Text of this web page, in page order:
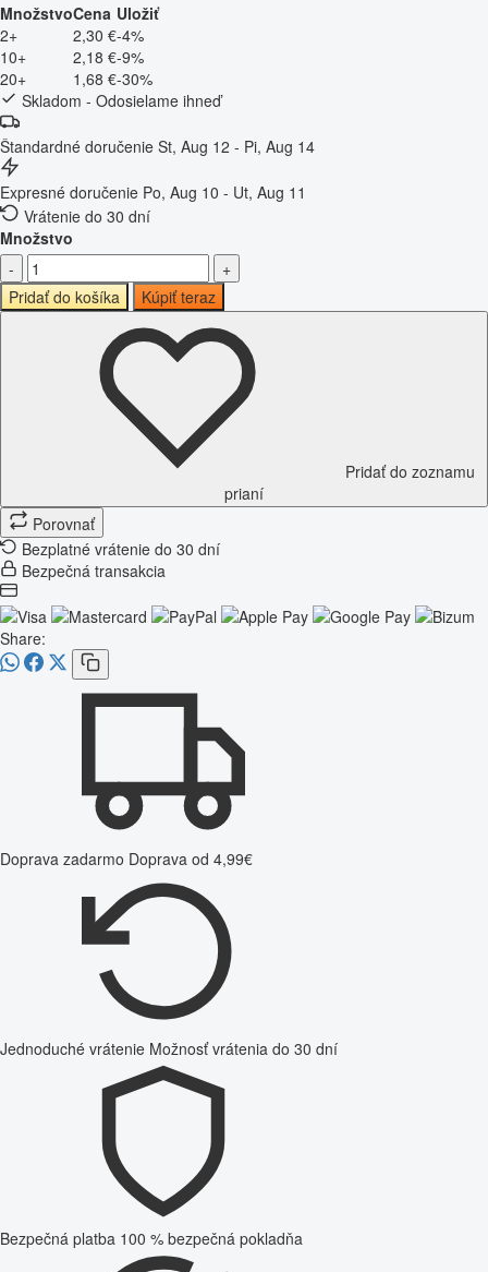
MnožstvoCena Uložiť
2+
2,30 €-4%
10+
2,18 €-9%
20+
1,68 €-30%
Skladom - Odosielame ihneď
Štandardné doručenie St, Aug 12 - Pi, Aug 14
Expresné doručenie Po, Aug 10 - Ut, Aug 11
Vrátenie do 30 dní
Množstvo
-
+
Pridať do košíka
Kúpiť teraz
Pridať do zoznamu
prianí
Porovnať
Bezplatné vrátenie do 30 dní
Bezpečná transakcia
Share:
Doprava zadarmo Doprava od 4,99€
Jednoduché vrátenie Možnosť vrátenia do 30 dní
Bezpečná platba 100 % bezpečná pokladňa